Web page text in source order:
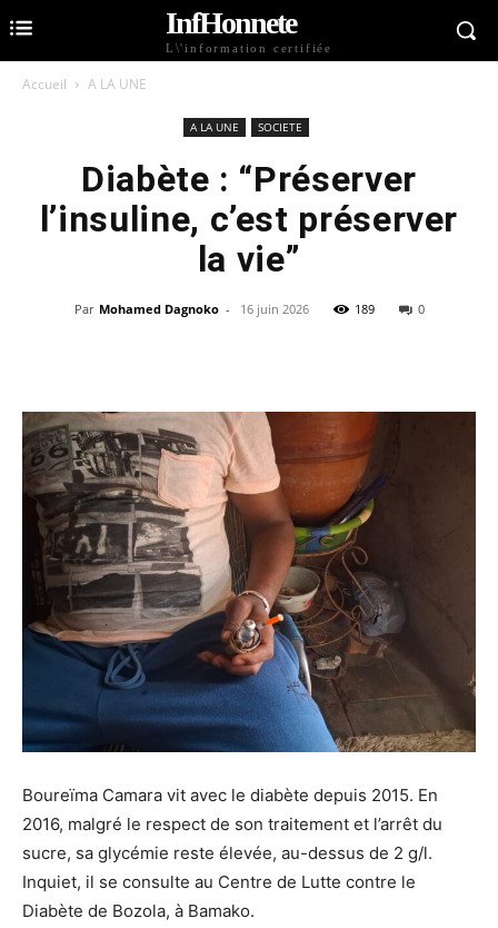
InfHonnete
L\'information certifiée
Accueil A LA UNE
A LA UNE SOCIETE
Diabète : “Préserver
l’insuline, c’est préserver
la vie”
Par Mohamed Dagnoko - 16 juin 2026 189 0
Boureïma Camara vit avec le diabète depuis 2015. En
2016, malgré le respect de son traitement et l’arrêt du
sucre, sa glycémie reste élevée, au-dessus de 2 g/l.
Inquiet, il se consulte au Centre de Lutte contre le
Diabète de Bozola, à Bamako.